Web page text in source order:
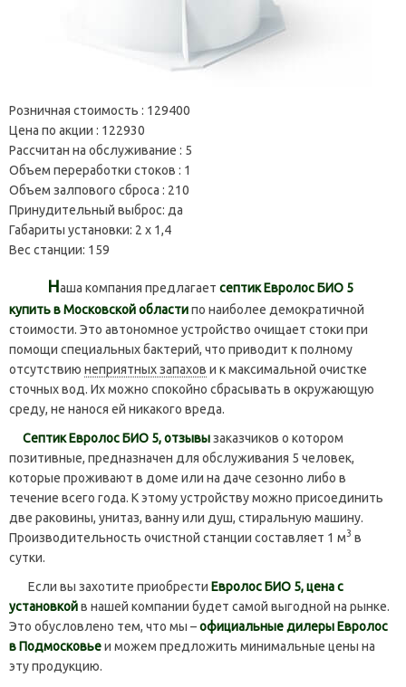
Розничная стоимость : 129400
Цена по акции : 122930
Рассчитан на обслуживание : 5
Объем переработки стоков : 1
Объем залпового сброса : 210
Принудительный выброс: да
Габариты установки: 2 х 1,4
Вес станции: 159
Наша компания предлагает септик Евролос БИО 5
купить в Московской областипо наиболее демократичной
стоимости. Это автономное устройство очищает стоки при
помощи специальных бактерий, что приводит к полному
отсутствию неприятных запахов и к максимальной очистке
сточных вод. Их можно спокойно сбрасывать в окружающую
среду, не нанося ей никакого вреда.
Септик Евролос БИО 5, отзывызаказчиков о котором
позитивные, предназначен для обслуживания 5 человек,
которые проживают в доме или на даче сезонно либо в
течение всего года. К этому устройству можно присоединить
две раковины, унитаз, ванну или душ, стиральную машину.
Производительность очистной станции составляет 1 м3 в
сутки.
Если вы захотите приобрести Евролос БИО 5, цена с
установкойв нашей компании будет самой выгодной на рынке.
Это обусловлено тем, что мы –официальные дилеры Евролос
в Подмосковьеи можем предложить минимальные цены на
эту продукцию.